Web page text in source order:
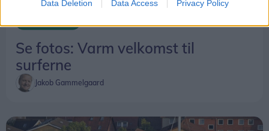
Data Deletion Data Access Privacy Policy
Se fotos: Varm velkomst til
surferne
Jakob Gammelgaard